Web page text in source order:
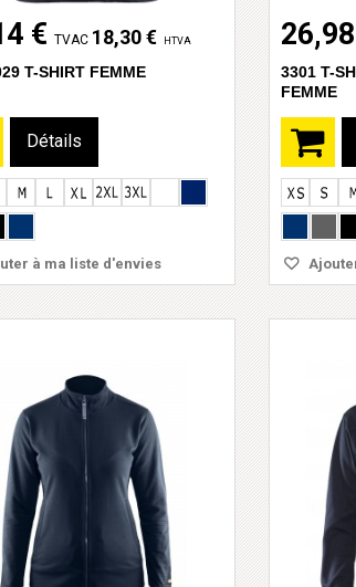
€ TVAC 18,30 € HTVA
T-SHIRT FEMME
Détails
à ma liste d'envies
3301 T-
FEMME